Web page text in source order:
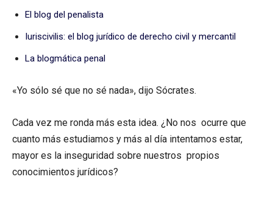
El blog del penalista
Iuriscivilis: el blog jurídico de derecho civil y mercantil
La blogmática penal
«Yo sólo sé que no sé nada», dijo Sócrates.
Cada vez me ronda más esta idea. ¿No nos ocurre que
cuanto más estudiamos y más al día intentamos estar,
mayor es la inseguridad sobre nuestros propios
conocimientos jurídicos?